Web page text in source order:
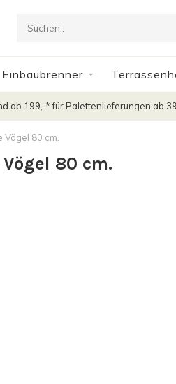
Einbaubrenner
ab 199,-* für Palettenlieferungen ab
80 cm.
80 cm.